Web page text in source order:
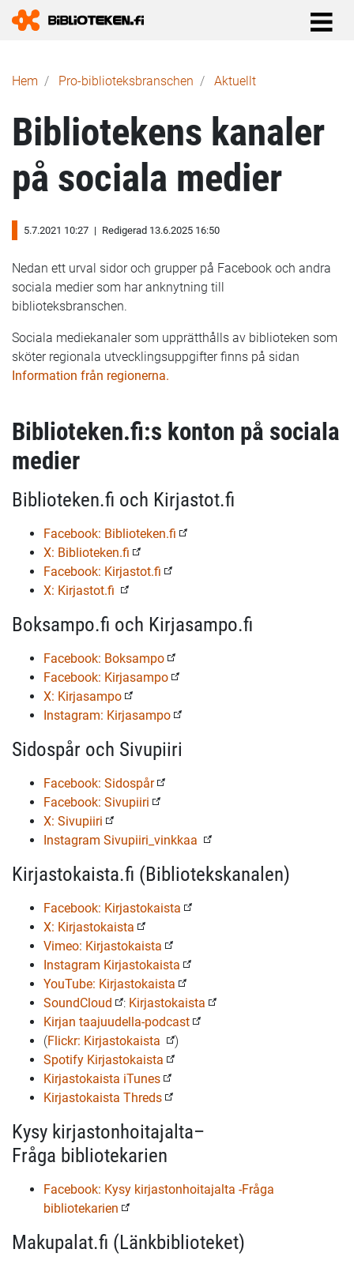
Länkstig
Hem Pro-biblioteks­branschen Aktuellt
Bibliotekens kanaler
på sociala medier
5.7.2021 10:27 | Redigerad 13.6.2025 16:50
Nedan ett urval sidor och grupper på Facebook och andra
sociala medier som har anknytning till
biblioteksbranschen.
Sociala mediekanaler som upprätthålls av biblioteken som
sköter regionala utvecklingsuppgifter finns på sidan
Information från regionerna.
Biblioteken.fi:s konton på sociala
medier
Biblioteken.fi och Kirjastot.fi
Facebook: Biblioteken.fi
X: Biblioteken.fi
Facebook: Kirjastot.fi
X: Kirjastot.fi
Boksampo.fi och Kirjasampo.fi
Facebook: Boksampo
Facebook: Kirjasampo
X: Kirjasampo
Instagram: Kirjasampo
Sidospår och Sivupiiri
Facebook: Sidospår
Facebook: Sivupiiri
X: Sivupiiri
Instagram Sivupiiri_vinkkaa
Kirjastokaista.fi (Bibliotekskanalen)
Facebook: Kirjastokaista
X: Kirjastokaista
Vimeo: Kirjastokaista
Instagram Kirjastokaista
YouTube: Kirjastokaista
SoundCloud
: Kirjastokaista
Kirjan taajuudella-podcast
(Flickr: Kirjastokaista
)
Spotify Kirjastokaista
Kirjastokaista iTunes
Kirjastokaista Threds
Kysy kirjastonhoitajalta–
Fråga bibliotekarien
Facebook: Kysy kirjastonhoitajalta -Fråga
bibliotekarien
Makupalat.fi (Länkbiblioteket)